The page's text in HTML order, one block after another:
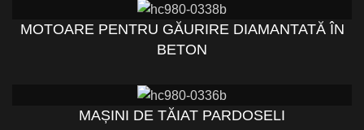
MOTOARE PENTRU GĂURIRE DIAMANTATĂ ÎN
BETON
MAȘINI DE TĂIAT PARDOSELI